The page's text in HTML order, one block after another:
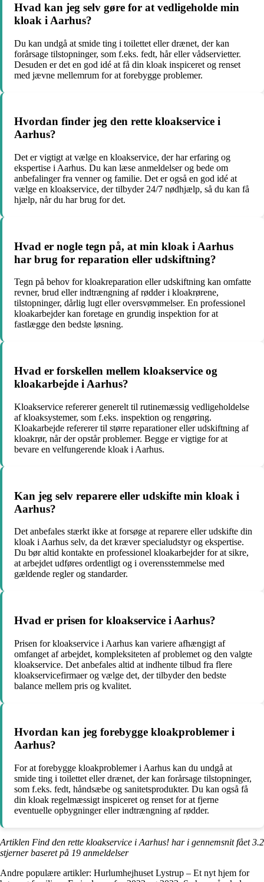
Hvad kan jeg selv gøre for at vedligeholde min
kloak i Aarhus?
Du kan undgå at smide ting i toilettet eller drænet, der kan
forårsage tilstopninger, som f.eks. fedt, hår eller vådservietter.
Desuden er det en god idé at få din kloak inspiceret og renset
med jævne mellemrum for at forebygge problemer.
Hvordan finder jeg den rette kloakservice i
Aarhus?
Det er vigtigt at vælge en kloakservice, der har erfaring og
ekspertise i Aarhus. Du kan læse anmeldelser og bede om
anbefalinger fra venner og familie. Det er også en god idé at
vælge en kloakservice, der tilbyder 24/7 nødhjælp, så du kan få
hjælp, når du har brug for det.
Hvad er nogle tegn på, at min kloak i Aarhus
har brug for reparation eller udskiftning?
Tegn på behov for kloakreparation eller udskiftning kan omfatte
revner, brud eller indtrængning af rødder i kloakrørene,
tilstopninger, dårlig lugt eller oversvømmelser. En professionel
kloakarbejder kan foretage en grundig inspektion for at
fastlægge den bedste løsning.
Hvad er forskellen mellem kloakservice og
kloakarbejde i Aarhus?
Kloakservice refererer generelt til rutinemæssig vedligeholdelse
af kloaksystemer, som f.eks. inspektion og rengøring.
Kloakarbejde refererer til større reparationer eller udskiftning af
kloakrør, når der opstår problemer. Begge er vigtige for at
bevare en velfungerende kloak i Aarhus.
Kan jeg selv reparere eller udskifte min kloak i
Aarhus?
Det anbefales stærkt ikke at forsøge at reparere eller udskifte din
kloak i Aarhus selv, da det kræver specialudstyr og ekspertise.
Du bør altid kontakte en professionel kloakarbejder for at sikre,
at arbejdet udføres ordentligt og i overensstemmelse med
gældende regler og standarder.
Hvad er prisen for kloakservice i Aarhus?
Prisen for kloakservice i Aarhus kan variere afhængigt af
omfanget af arbejdet, kompleksiteten af problemet og den valgte
kloakservice. Det anbefales altid at indhente tilbud fra flere
kloakservicefirmaer og vælge det, der tilbyder den bedste
balance mellem pris og kvalitet.
Hvordan kan jeg forebygge kloakproblemer i
Aarhus?
For at forebygge kloakproblemer i Aarhus kan du undgå at
smide ting i toilettet eller drænet, der kan forårsage tilstopninger,
som f.eks. fedt, håndsæbe og sanitetsprodukter. Du kan også få
din kloak regelmæssigt inspiceret og renset for at fjerne
eventuelle opbygninger eller indtrængning af rødder.
Artiklen Find den rette kloakservice i Aarhus! har i gennemsnit fået3.2
stjerner baseret på 19 anmeldelser
Andre populære artikler: Hurlumhejhuset Lystrup – Et nyt hjem for